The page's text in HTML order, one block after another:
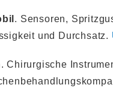
. Sensoren,
und Durchsatz.
. Chirurgische